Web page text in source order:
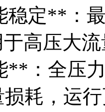
定**：
于高压大
：全压
损耗，运